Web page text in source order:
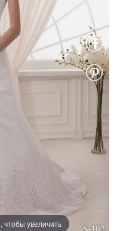
увеличить